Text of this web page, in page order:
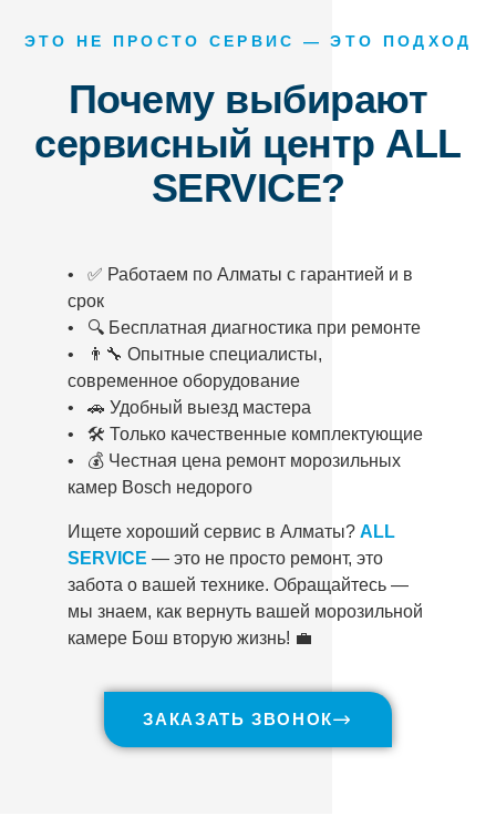
ЭТО НЕ ПРОСТО СЕРВИС — ЭТО ПОДХОД
Почему выбирают
сервисный центр ALL
SERVICE?
• ✅ Работаем по Алматы с гарантией и в
срок
• 🔍 Бесплатная диагностика при ремонте
• 👨‍🔧 Опытные специалисты,
современное оборудование
• 🚗 Удобный выезд мастера
• 🛠️ Только качественные комплектующие
• 💰 Честная цена ремонт морозильных
камер Bosch недорого
Ищете хороший сервис в Алматы? ALL
SERVICE — это не просто ремонт, это
забота о вашей технике. Обращайтесь —
мы знаем, как вернуть вашей морозильной
камере Бош вторую жизнь! 💼
ЗАКАЗАТЬ ЗВОНОК